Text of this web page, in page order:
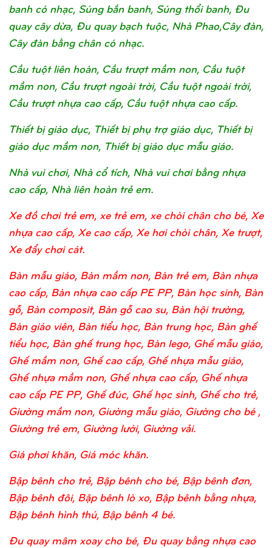
banh có nhạc, Súng bắn banh, Súng thổi banh, Đu
quay cây dừa, Đu quay bạch tuộc, Nhà Phao,Cây đàn,
Cây đàn bằng chân có nhạc.
Cầu tuột liên hoàn, Cầu trượt mầm non, Cầu tuột
mầm non, Cầu trượt ngoài trời, Cầu tuột ngoài trời,
Cầu trượt nhựa cao cấp, Cầu tuột nhựa cao cấp.
Thiết bị giáo dục, Thiết bị phụ trợ giáo dục, Thiết bị
giáo dục mầm non, Thiết bị giáo dục mẫu giáo.
Nhà vui chơi, Nhà cổ tích, Nhà vui chơi bằng nhựa
cao cấp, Nhà liên hoàn trẻ em.
Xe đồ chơi trẻ em, xe trẻ em, xe chòi chân cho bé, Xe
nhựa cao cấp, Xe cao cấp, Xe hơi chòi chân, Xe trượt,
Xe đẩy chơi cát.
Bàn mẫu giáo, Bàn mầm non, Bàn trẻ em, Bàn nhựa
cao cấp, Bàn nhựa cao cấp PE PP, Bàn học sinh, Bàn
gỗ, Bàn composit, Bàn gỗ cao su, Bàn hội trường,
Bàn giáo viên, Bàn tiểu học, Bàn trung học, Bàn ghế
tiểu học, Bàn ghế trung học, Bàn lego, Ghế mẫu giáo,
Ghế mầm non, Ghế cao cấp, Ghế nhựa mẫu giáo,
Ghế nhựa mầm non, Ghế nhựa cao cấp, Ghế nhựa
cao cấp PE PP, Ghế đúc, Ghế học sinh, Ghế cho trẻ,
Giường mầm non, Giường mẫu giáo, Giường cho bé ,
Giường trẻ em, Giường lưới, Giường vải.
Giá phơi khăn, Giá móc khăn.
Bập bênh cho trẻ, Bập bênh cho bé, Bập bênh đơn,
Bập bênh đôi, Bập bênh lò xo, Bập bênh bằng nhựa,
Bập bênh hình thú, Bập bênh 4 bé.
Đu quay mâm xoay cho bé, Đu quay bằng nhựa cao